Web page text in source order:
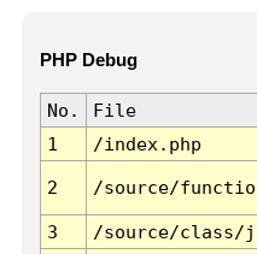
PHP Debug
No. File
1
/index.php
2 /source/
3 /source/class/